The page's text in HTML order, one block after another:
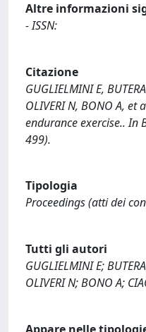
Altre informazioni
- ISSN:
Citazione
GUGLIELMINI E,
OLIVERI N, BONO A,
endurance exercise.. In
499).
Tipologia
Proceedings (atti dei
Tutti gli autori
GUGLIELMINI E;
OLIVERI N; BONO A;
Appare nelle